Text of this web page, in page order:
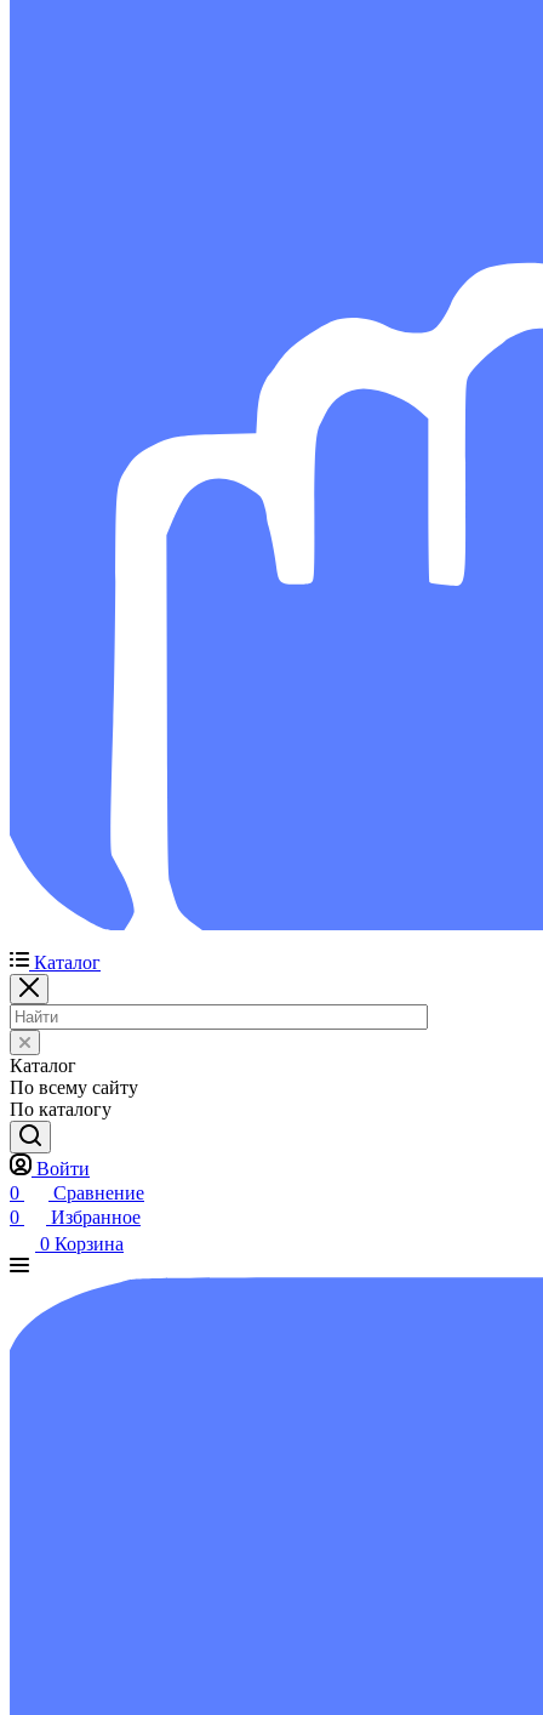
Каталог
Каталог
По всему сайту
По каталогу
Войти
0
Сравнение
0
Избранное
0 Корзина